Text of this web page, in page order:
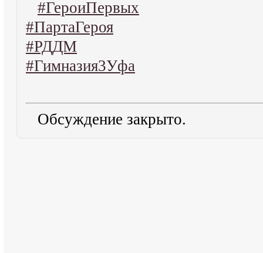
#ГероиПервых
#ПартаГероя
#РДДМ
#Гимназия3Уфа
Обсуждение закрыто.